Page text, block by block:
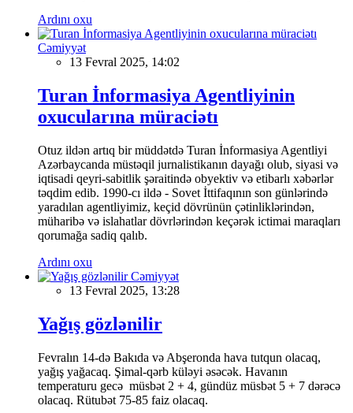
Ardını oxu
Cəmiyyət
13 Fevral 2025, 14:02
Turan İnformasiya Agentliyinin
oxucularına müraciətı
Otuz ildən artıq bir müddətdə Turan İnformasiya Agentliyi
Azərbaycanda müstəqil jurnalistikanın dayağı olub, siyasi və
iqtisadi qeyri-sabitlik şəraitində obyektiv və etibarlı xəbərlər
təqdim edib. 1990-cı ildə - Sovet İttifaqının son günlərində
yaradılan agentliyimiz, keçid dövrünün çətinliklərindən,
müharibə və islahatlar dövrlərindən keçərək ictimai maraqları
qorumağa sadiq qalıb.
Ardını oxu
Cəmiyyət
13 Fevral 2025, 13:28
Yağış gözlənilir
Fevralın 14-də Bakıda və Abşeronda hava tutqun olacaq,
yağış yağacaq. Şimal-qərb küləyi əsəcək. Havanın
temperaturu gecə müsbət 2 + 4, gündüz müsbət 5 + 7 dərəcə
olacaq. Rütubət 75-85 faiz olacaq.